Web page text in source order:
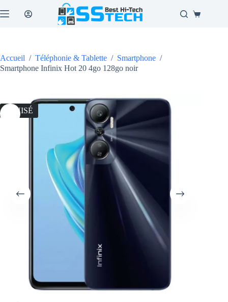
au
Panier
Accueil / Téléphonie & Tablette / Smartphone /
Smartphone Infinix Hot 20 4go 128go noir
ÉPUISÉ